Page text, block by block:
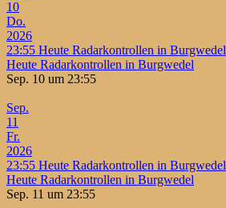
10
Do.
2026
23:55 Heute Radarkontrollen in Burgwedel
Heute Radarkontrollen in Burgwedel
Sep. 10 um 23:55
Sep.
11
Fr.
2026
23:55 Heute Radarkontrollen in Burgwedel
Heute Radarkontrollen in Burgwedel
Sep. 11 um 23:55